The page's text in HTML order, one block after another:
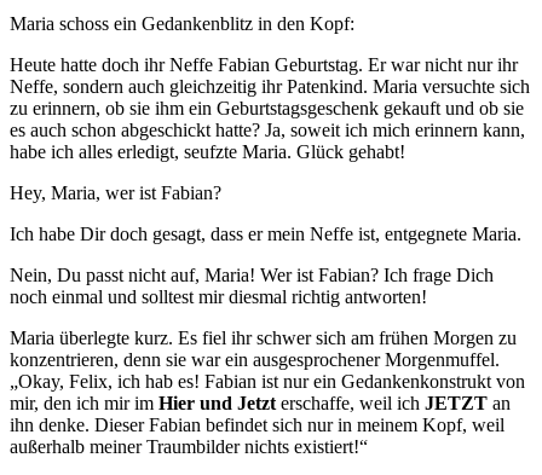
Maria schoss ein Gedankenblitz in den Kopf:
Heute hatte doch ihr Neffe Fabian Geburtstag. Er war nicht nur ihr
Neffe, sondern auch gleichzeitig ihr Patenkind. Maria versuchte sich
zu erinnern, ob sie ihm ein Geburts­tags­geschenk gekauft und ob sie
es auch schon abgeschickt hatte? Ja, soweit ich mich erinnern kann,
habe ich alles erledigt, seufzte Maria. Glück gehabt!
Hey, Maria, wer ist Fabian?
Ich habe Dir doch gesagt, dass er mein Neffe ist, entgegnete Maria.
Nein, Du passt nicht auf, Maria! Wer ist Fabian? Ich frage Dich
noch einmal und solltest mir diesmal richtig antworten!
Maria überlegte kurz. Es fiel ihr schwer sich am frühen Morgen zu
konzentrieren, denn sie war ein ausgesprochener Morgenmuffel.
„Okay, Felix, ich hab es! Fabian ist nur ein Gedankenkonstrukt von
mir, den ich mir im Hier und Jetzt erschaffe, weil ich JETZT an
ihn denke. Dieser Fabian befindet sich nur in meinem Kopf, weil
außerhalb meiner Traumbilder nichts existiert!“